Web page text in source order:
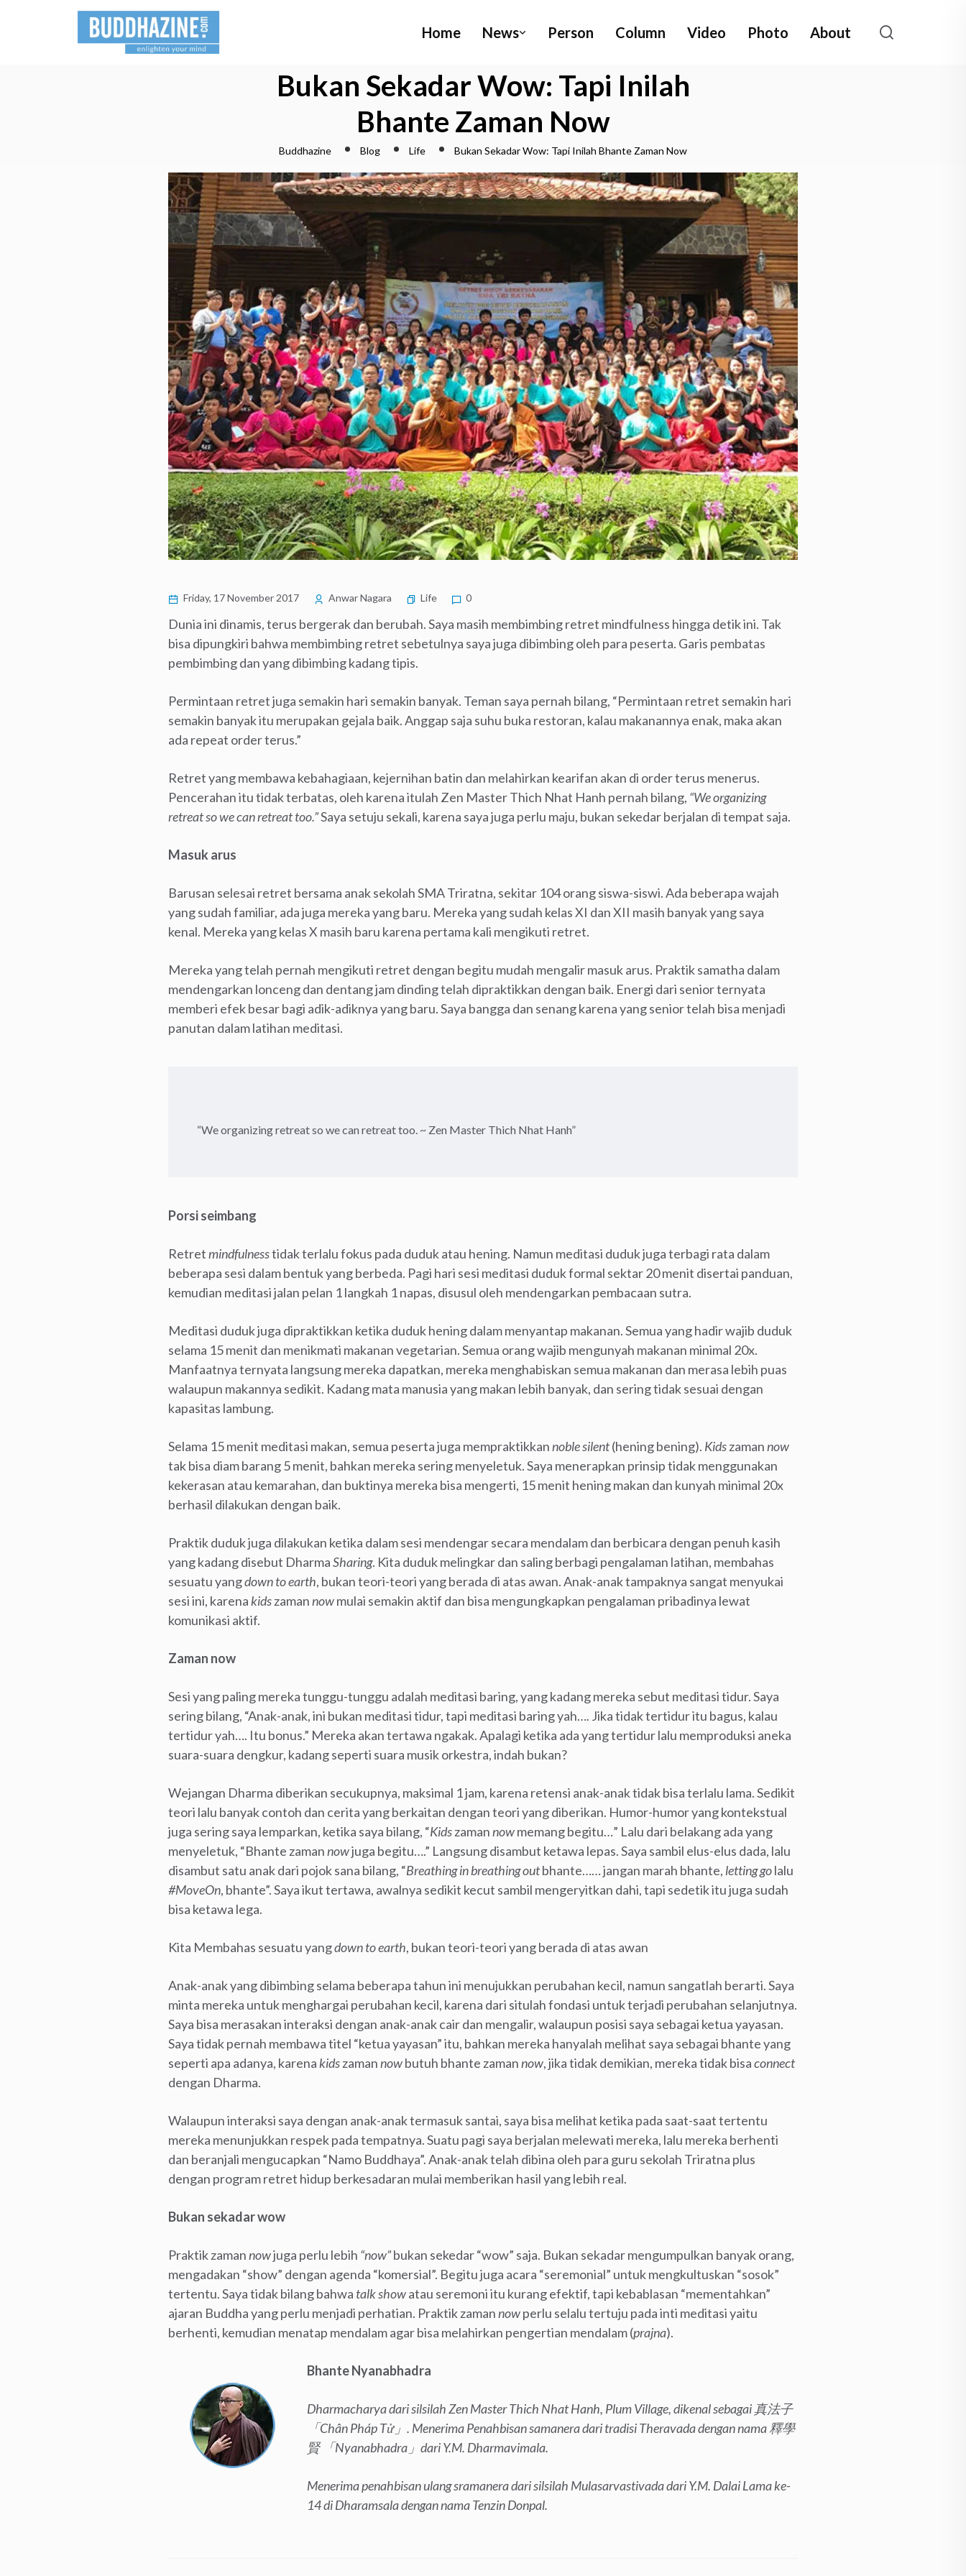
Home News Person Column Video Photo About
Bukan Sekadar Wow: Tapi Inilah
Bhante Zaman Now
Buddhazine Blog Life Bukan Sekadar Wow: Tapi Inilah Bhante Zaman Now
Friday, 17 November 2017 Anwar Nagara Life 0
Dunia ini dinamis, terus bergerak dan berubah. Saya masih membimbing retret mindfulness hingga detik ini. Tak
bisa dipungkiri bahwa membimbing retret sebetulnya saya juga dibimbing oleh para peserta. Garis pembatas
pembimbing dan yang dibimbing kadang tipis.
Permintaan retret juga semakin hari semakin banyak. Teman saya pernah bilang, “Permintaan retret semakin hari
semakin banyak itu merupakan gejala baik. Anggap saja suhu buka restoran, kalau makanannya enak, maka akan
ada repeat order terus.”
Retret yang membawa kebahagiaan, kejernihan batin dan melahirkan kearifan akan di order terus menerus.
Pencerahan itu tidak terbatas, oleh karena itulah Zen Master Thich Nhat Hanh pernah bilang, “We organizing
retreat so we can retreat too.”Saya setuju sekali, karena saya juga perlu maju, bukan sekedar berjalan di tempat saja.
Masuk arus
Barusan selesai retret bersama anak sekolah SMA Triratna, sekitar 104 orang siswa-siswi. Ada beberapa wajah
yang sudah familiar, ada juga mereka yang baru. Mereka yang sudah kelas XI dan XII masih banyak yang saya
kenal. Mereka yang kelas X masih baru karena pertama kali mengikuti retret.
Mereka yang telah pernah mengikuti retret dengan begitu mudah mengalir masuk arus. Praktik samatha dalam
mendengarkan lonceng dan dentang jam dinding telah dipraktikkan dengan baik. Energi dari senior ternyata
memberi efek besar bagi adik-adiknya yang baru. Saya bangga dan senang karena yang senior telah bisa menjadi
panutan dalam latihan meditasi.
“We organizing retreat so we can retreat too. ~ Zen Master Thich Nhat Hanh”
Porsi seimbang
Retretmindfulnesstidak terlalu fokus pada duduk atau hening. Namun meditasi duduk juga terbagi rata dalam
beberapa sesi dalam bentuk yang berbeda. Pagi hari sesi meditasi duduk formal sektar 20 menit disertai panduan,
kemudian meditasi jalan pelan 1 langkah 1 napas, disusul oleh mendengarkan pembacaan sutra.
Meditasi duduk juga dipraktikkan ketika duduk hening dalam menyantap makanan. Semua yang hadir wajib duduk
selama 15 menit dan menikmati makanan vegetarian. Semua orang wajib mengunyah makanan minimal 20x.
Manfaatnya ternyata langsung mereka dapatkan, mereka menghabiskan semua makanan dan merasa lebih puas
walaupun makannya sedikit. Kadang mata manusia yang makan lebih banyak, dan sering tidak sesuai dengan
kapasitas lambung.
Selama 15 menit meditasi makan, semua peserta juga mempraktikkannoble silent(hening bening). Kidszamannow
tak bisa diam barang 5 menit, bahkan mereka sering menyeletuk. Saya menerapkan prinsip tidak menggunakan
kekerasan atau kemarahan, dan buktinya mereka bisa mengerti, 15 menit hening makan dan kunyah minimal 20x
berhasil dilakukan dengan baik.
Praktik duduk juga dilakukan ketika dalam sesi mendengar secara mendalam dan berbicara dengan penuh kasih
yang kadang disebut DharmaSharing. Kita duduk melingkar dan saling berbagi pengalaman latihan, membahas
sesuatu yangdown to earth, bukan teori-teori yang berada di atas awan. Anak-anak tampaknya sangat menyukai
sesi ini, karena kidszamannowmulai semakin aktif dan bisa mengungkapkan pengalaman pribadinya lewat
komunikasi aktif.
Zaman now
Sesi yang paling mereka tunggu-tunggu adalah meditasi baring, yang kadang mereka sebut meditasi tidur. Saya
sering bilang, “Anak-anak, ini bukan meditasi tidur, tapi meditasi baring yah…. Jika tidak tertidur itu bagus, kalau
tertidur yah…. Itu bonus.” Mereka akan tertawa ngakak. Apalagi ketika ada yang tertidur lalu memproduksi aneka
suara-suara dengkur, kadang seperti suara musik orkestra, indah bukan?
Wejangan Dharma diberikan secukupnya, maksimal 1 jam, karena retensi anak-anak tidak bisa terlalu lama. Sedikit
teori lalu banyak contoh dan cerita yang berkaitan dengan teori yang diberikan. Humor-humor yang kontekstual
juga sering saya lemparkan, ketika saya bilang, “Kidszamannowmemang begitu…” Lalu dari belakang ada yang
menyeletuk, “Bhante zamannowjuga begitu….” Langsung disambut ketawa lepas. Saya sambil elus-elus dada, lalu
disambut satu anak dari pojok sana bilang, “Breathing in breathing outbhante…… jangan marah bhante, letting golalu
#MoveOn, bhante”. Saya ikut tertawa, awalnya sedikit kecut sambil mengeryitkan dahi, tapi sedetik itu juga sudah
bisa ketawa lega.
Kita Membahas sesuatu yangdown to earth, bukan teori-teori yang berada di atas awan
Anak-anak yang dibimbing selama beberapa tahun ini menujukkan perubahan kecil, namun sangatlah berarti. Saya
minta mereka untuk menghargai perubahan kecil, karena dari situlah fondasi untuk terjadi perubahan selanjutnya.
Saya bisa merasakan interaksi dengan anak-anak cair dan mengalir, walaupun posisi saya sebagai ketua yayasan.
Saya tidak pernah membawa titel “ketua yayasan” itu, bahkan mereka hanyalah melihat saya sebagai bhante yang
seperti apa adanya, karena kidszamannowbutuh bhante zamannow, jika tidak demikian, mereka tidak bisaconnect
dengan Dharma.
Walaupun interaksi saya dengan anak-anak termasuk santai, saya bisa melihat ketika pada saat-saat tertentu
mereka menunjukkan respek pada tempatnya. Suatu pagi saya berjalan melewati mereka, lalu mereka berhenti
dan beranjali mengucapkan “Namo Buddhaya”. Anak-anak telah dibina oleh para guru sekolah Triratna plus
dengan program retret hidup berkesadaran mulai memberikan hasil yang lebih real.
Bukan sekadar wow
Praktik zamannowjuga perlu lebih “now”bukan sekedar “wow” saja. Bukan sekadar mengumpulkan banyak orang,
mengadakan “show” dengan agenda “komersial”. Begitu juga acara “seremonial” untuk mengkultuskan “sosok”
tertentu. Saya tidak bilang bahwa talk showatau seremoni itu kurang efektif, tapi kebablasan “mementahkan”
ajaran Buddha yang perlu menjadi perhatian. Praktik zamannowperlu selalu tertuju pada inti meditasi yaitu
berhenti, kemudian menatap mendalam agar bisa melahirkan pengertian mendalam (prajna).
Bhante Nyanabhadra
Dharmacharya dari silsilah Zen Master Thich Nhat Hanh, Plum Village, dikenal sebagai 真法子
「Chân Pháp Tử」. Menerima Penahbisan samanera dari tradisi Theravada dengan nama 釋學
賢 「Nyanabhadra」dari Y.M. Dharmavimala.
Menerima penahbisan ulang sramanera dari silsilah Mulasarvastivada dari Y.M. Dalai Lama ke-
14 di Dharamsala dengan nama Tenzin Donpal.